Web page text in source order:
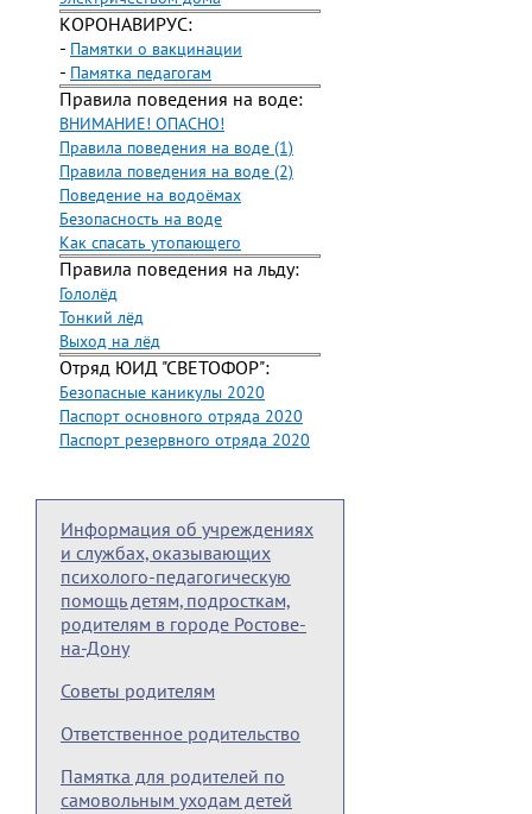
КОРОНАВИРУС:
- Памятки о вакцинации
- Памятка педагогам
Правила поведения на воде:
ВНИМАНИЕ! ОПАСНО!
Правила поведения на воде (1)
Правила поведения на воде (2)
Поведение на водоёмах
Безопасность на воде
Как спасать утопающего
Правила поведения на льду:
Гололёд
Тонкий лёд
Выход на лёд
Отряд ЮИД "СВЕТОФОР":
Безопасные каникулы 2020
Паспорт основного отряда 2020
Паспорт резервного отряда 2020
Информация об учреждениях
и службах, оказывающих
психолого-педагогическую
помощь детям, подросткам,
родителям в городе Ростове-
на-Дону
Советы родителям
Ответственное родительство
Памятка для родителей по
самовольным уходам детей